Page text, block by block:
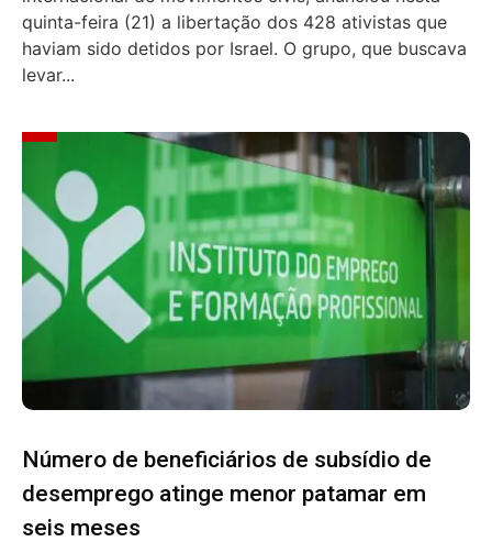
quinta-feira (21) a libertação dos 428 ativistas que
haviam sido detidos por Israel. O grupo, que buscava
levar...
Número de beneficiários de subsídio de
desemprego atinge menor patamar em
seis meses